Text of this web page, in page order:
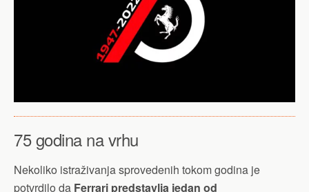
75 godina na vrhu
Nekoliko istraživanja sprovedenih tokom godina je
potvrdilo da Ferrari predstavlja jedan od